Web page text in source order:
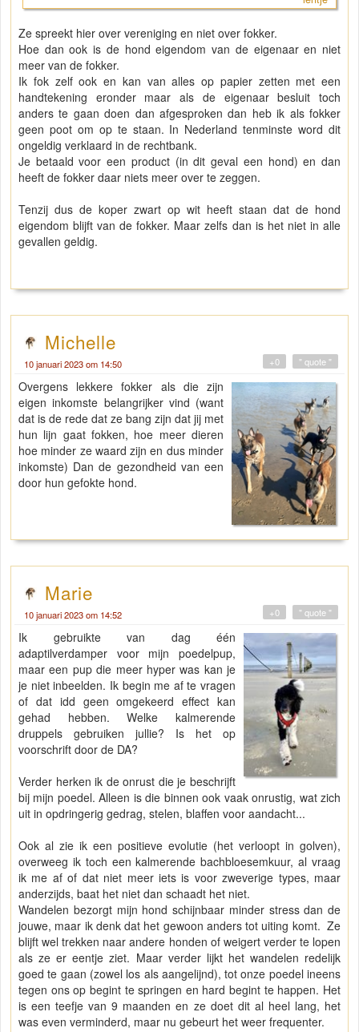
Ze spreekt hier over vereniging en niet over fokker.
Hoe dan ook is de hond eigendom van de eigenaar en niet
meer van de fokker.
Ik fok zelf ook en kan van alles op papier zetten met een
handtekening eronder maar als de eigenaar besluit toch
anders te gaan doen dan afgesproken dan heb ik als fokker
geen poot om op te staan. In Nederland tenminste word dit
ongeldig verklaard in de rechtbank.
Je betaald voor een product (in dit geval een hond) en dan
heeft de fokker daar niets meer over te zeggen.
Tenzij dus de koper zwart op wit heeft staan dat de hond
eigendom blijft van de fokker. Maar zelfs dan is het niet in alle
gevallen geldig.
Michelle
10 januari 2023 om 14:50 " quote "
+0
Overgens lekkere fokker als die zijn
eigen inkomste belangrijker vind (want
dat is de rede dat ze bang zijn dat jij met
hun lijn gaat fokken, hoe meer dieren
hoe minder ze waard zijn en dus minder
inkomste) Dan de gezondheid van een
door hun gefokte hond.
Marie
10 januari 2023 om 14:52 " quote "
+0
Ik gebruikte van dag één
adaptilverdamper voor mijn poedelpup,
maar een pup die meer hyper was kan je
je niet inbeelden. Ik begin me af te vragen
of dat idd geen omgekeerd effect kan
gehad hebben. Welke kalmerende
druppels gebruiken jullie? Is het op
voorschrift door de DA?
Verder herken ik de onrust die je beschrijft
bij mijn poedel. Alleen is die binnen ook vaak onrustig, wat zich
uit in opdringerig gedrag, stelen, blaffen voor aandacht...
Ook al zie ik een positieve evolutie (het verloopt in golven),
overweeg ik toch een kalmerende bachbloesemkuur, al vraag
ik me af of dat niet meer iets is voor zweverige types, maar
anderzijds, baat het niet dan schaadt het niet.
Wandelen bezorgt mijn hond schijnbaar minder stress dan de
jouwe, maar ik denk dat het gewoon anders tot uiting komt. Ze
blijft wel trekken naar andere honden of weigert verder te lopen
als ze er eentje ziet. Maar verder lijkt het wandelen redelijk
goed te gaan (zowel los als aangelijnd), tot onze poedel ineens
tegen ons op begint te springen en hard begint te happen. Het
is een teefje van 9 maanden en ze doet dit al heel lang, het
was even verminderd, maar nu gebeurt het weer frequenter.